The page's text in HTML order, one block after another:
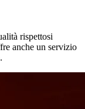
rispettosi
anche un servizio